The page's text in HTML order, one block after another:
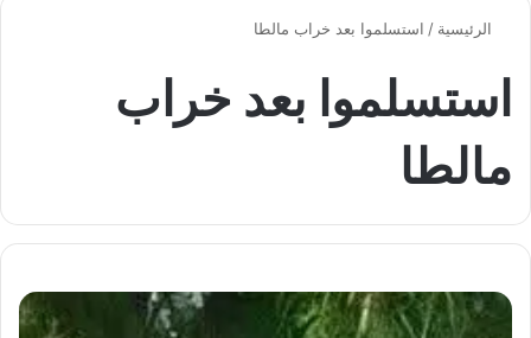
الرئيسية / استسلموا بعد خراب مالطا
استسلموا بعد خراب
مالطا